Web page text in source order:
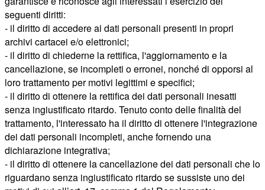
seguenti diritti:
- il diritto di accedere ai dati personali presenti in propri
archivi cartacei e/o elettronici;
- il diritto di chiederne la rettifica, l'aggiornamento e la
cancellazione, se incompleti o erronei, nonché di opporsi al
loro trattamento per motivi legittimi e specifici;
- il diritto di ottenere la rettifica dei dati personali inesatti
senza ingiustificato ritardo. Tenuto conto delle finalità del
trattamento, l'interessato ha il diritto di ottenere l'integrazione
dei dati personali incompleti, anche fornendo una
dichiarazione integrativa;
- il diritto di ottenere la cancellazione dei dati personali che lo
riguardano senza ingiustificato ritardo se sussiste uno dei